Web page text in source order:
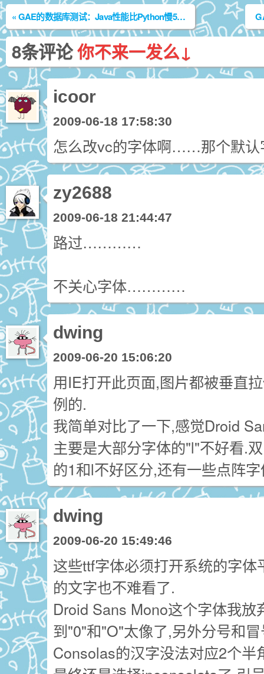
« GAE的数据库测试：Java性能比Python慢5倍！
8条评论你不来一发么↓
icoor
2009-06-18 17:58:30
怎么改vc的字体啊……那个默认
zy2688
2009-06-18 21:44:47
路过…………
不关心字体…………
dwing
2009-06-20 15:06:20
用IE打开此页面,图片都被垂直
例的.
我简单对比了一下,感觉Droid
主要是大部分字体的"l"不好看.
的1和l不好区分,还有一些点阵
dwing
2009-06-20 15:49:46
这些ttf字体必须打开系统的字
的文字也不难看了.
Droid Sans Mono这个字体我放
到"0"和"O"太像了,另外分号和
Consolas的汉字没法对应2个